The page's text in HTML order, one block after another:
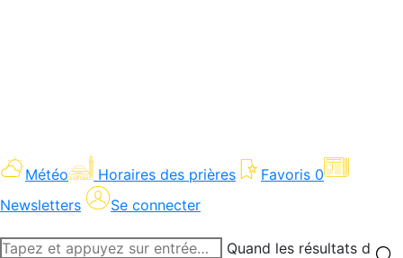
Météo Horaires des prières Favoris 0
Newsletters
Se connecter
Recherche
Quand les résultats de